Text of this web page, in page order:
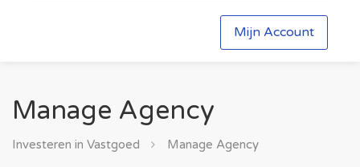
Mijn Account
Manage Agency
Investeren in Vastgoed Manage Agency